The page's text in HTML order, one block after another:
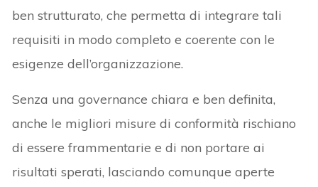
ben strutturato, che permetta di integrare tali
requisiti in modo completo e coerente con le
esigenze dell’organizzazione.
Senza una governance chiara e ben definita,
anche le migliori misure di conformità rischiano
di essere frammentarie e di non portare ai
risultati sperati, lasciando comunque aperte